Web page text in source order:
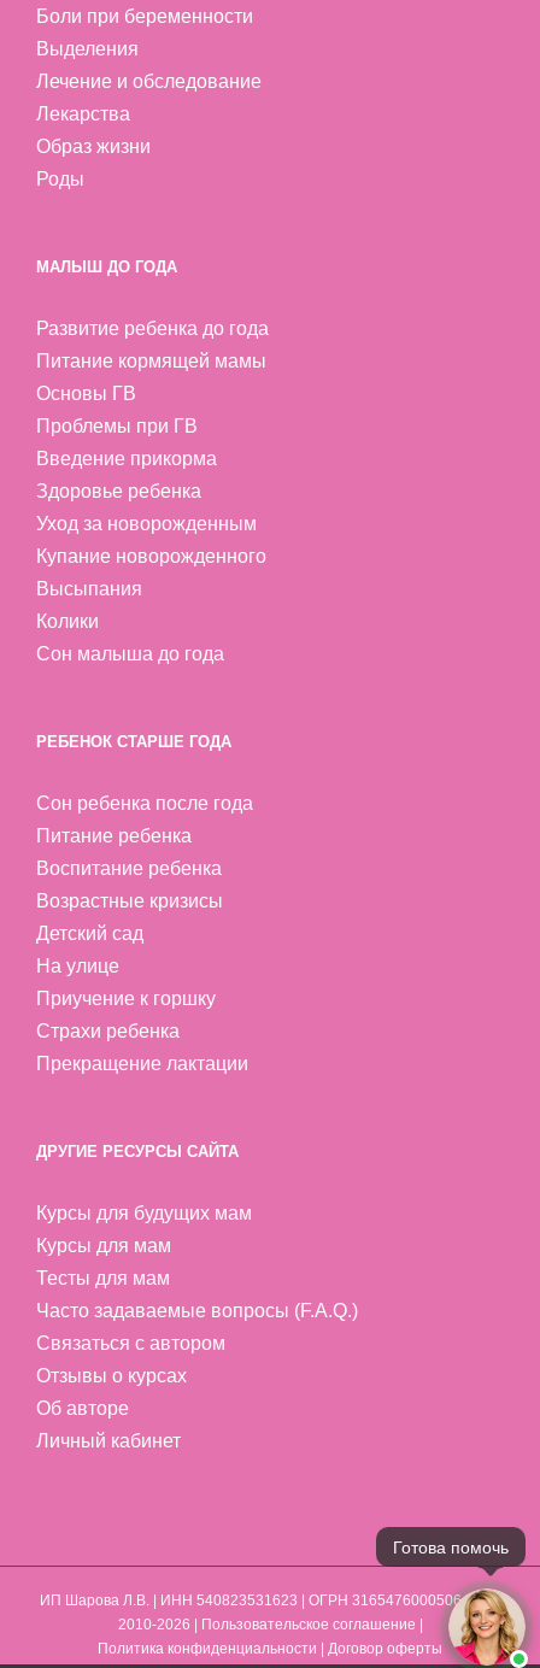
Боли при беременности
Выделения
Лечение и обследование
Лекарства
Образ жизни
Роды
МАЛЫШ ДО ГОДА
Развитие ребенка до года
Питание кормящей мамы
Основы ГВ
Проблемы при ГВ
Введение прикорма
Здоровье ребенка
Уход за новорожденным
Купание новорожденного
Высыпания
Колики
Сон малыша до года
РЕБЕНОК СТАРШЕ ГОДА
Сон ребенка после года
Питание ребенка
Воспитание ребенка
Возрастные кризисы
Детский сад
На улице
Приучение к горшку
Страхи ребенка
Прекращение лактации
ДРУГИЕ РЕСУРСЫ САЙТА
Курсы для будущих мам
Курсы для мам
Тесты для мам
Часто задаваемые вопросы (F.A.Q.)
Связаться с автором
Отзывы о курсах
Об авторе
Личный кабинет
ИП Шарова Л.В. | ИНН 540823531623 | ОГРН 316547600050641 | ©
2010-2026 |
Пользовательское соглашение
Политика конфиденциальности
Договор оферты